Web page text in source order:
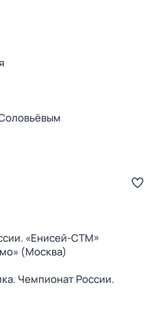
«Енисей-СТМ»
(Москва)
Чемпионат России.